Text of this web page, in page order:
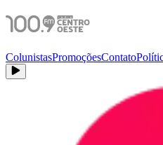
ColunistasPromoçõesContato